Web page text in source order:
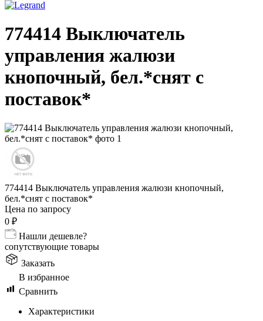
774414 Выключатель
управления жалюзи
кнопочный, бел.*снят с
поставок*
774414 Выключатель управления жалюзи кнопочный,
бел.*снят с поставок*
Цена по запросу
0 ₽
Нашли дешевле?
сопутствующие товары
Заказать
В избранное
Сравнить
Характеристики